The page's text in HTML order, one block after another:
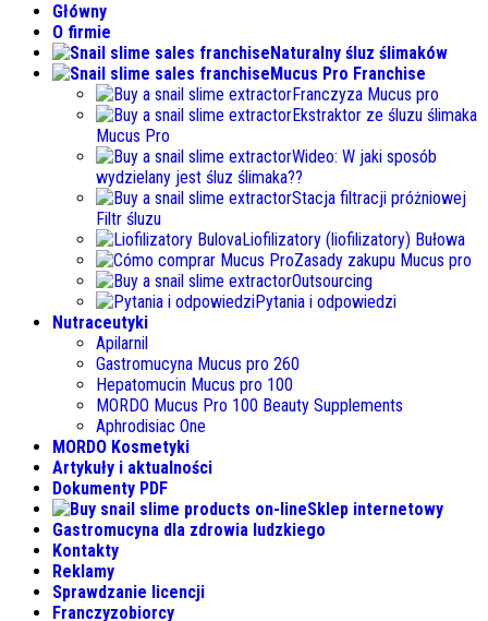
Główny
O firmie
Naturalny śluz ślimaków
Mucus Pro Franchise
Franczyza Mucus pro
Ekstraktor ze śluzu ślimaka
Mucus Pro
Wideo: W jaki sposób
wydzielany jest śluz ślimaka??
Stacja filtracji próżniowej
Filtr śluzu
Liofilizatory (liofilizatory) Bułowa
Zasady zakupu Mucus pro
Outsourcing
Pytania i odpowiedzi
Nutraceutyki
Apilarnil
Gastromucyna Mucus pro 260
Hepatomucin Mucus pro 100
MORDO Mucus Pro 100 Beauty Supplements
Aphrodisiac One
MORDO Kosmetyki
Artykuły i aktualności
Dokumenty PDF
Sklep internetowy
Gastromucyna dla zdrowia ludzkiego
Kontakty
Reklamy
Sprawdzanie licencji
Franczyzobiorcy